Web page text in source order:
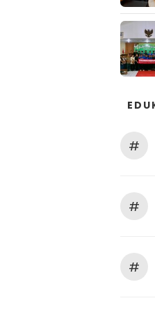
#
#
#